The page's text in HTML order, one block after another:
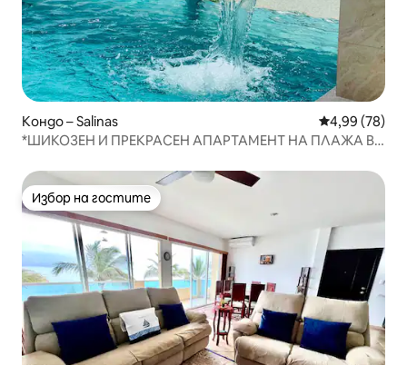
Кондо – Salinas Средна
4,99 (78)
*ШИКОЗЕН И ПРЕКРАСЕН АПАРТАМЕНТ НА ПЛАЖА В
Избор на гостите
Избор на гостите